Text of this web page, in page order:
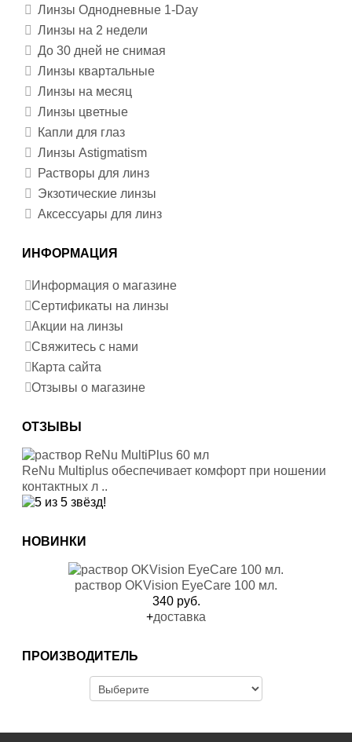
Линзы Однодневные 1-Day
Линзы на 2 недели
До 30 дней не снимая
Линзы квартальные
Линзы на месяц
Линзы цветные
Капли для глаз
Линзы Astigmatism
Растворы для линз
Экзотические линзы
Аксессуары для линз
ИНФОРМАЦИЯ
Информация о магазине
Сертификаты на линзы
Акции на линзы
Свяжитесь с нами
Карта сайта
Отзывы о магазине
ОТЗЫВЫ
ReNu Multiplus обеспечивает комфорт при ношении
контактных л ..
НОВИНКИ
раствор OKVision EyeCare 100 мл.
340 руб.
+доставка
ПРОИЗВОДИТЕЛЬ